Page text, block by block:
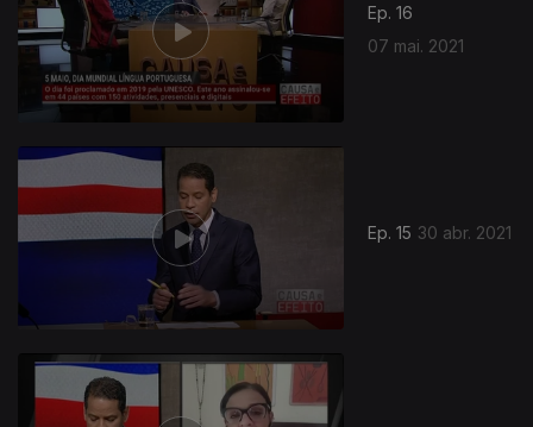
Ep. 16
07 mai. 2021
Ep. 15 30 abr. 2021